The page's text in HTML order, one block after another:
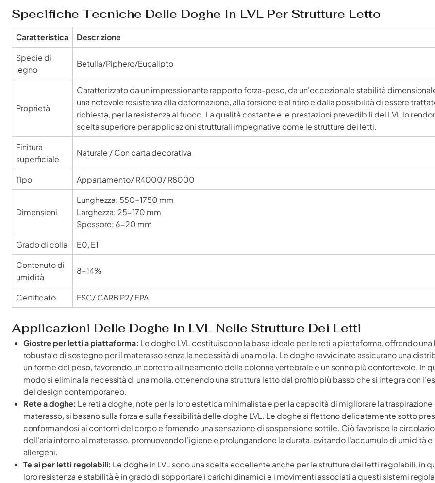
Specifiche Tecniche Delle Doghe In LVL Per Strutture Letto
Caratteristica
Descrizione
Specie di
legno
Betulla/Piphero/Eucalipto
Proprietà
Caratterizzato da un impressionante rapporto forza-peso, da un'eccezionale stabilità
una notevole resistenza alla deformazione, alla torsione e al ritiro e dalla possibilità di essere
richiesta, per la resistenza al fuoco. La qualità costante e le prestazioni prevedibili del LVL lo
scelta superiore per applicazioni strutturali impegnative come le strutture dei letti.
Finitura
superficiale
Naturale / Con carta decorativa
Tipo Appartamento/ R4000/ R8000
Dimensioni
Lunghezza: 550-1750 mm
Larghezza: 25-170 mm
Spessore: 6-20 mm
Grado di colla
E0, E1
Contenuto di
umidità
8-14%
Certificato FSC/ CARB P2/ EPA
Applicazioni Delle Doghe In LVL Nelle Strutture Dei Letti
Giostre per letti a piattaforma: Le doghe LVL costituiscono la base ideale per le reti a piattaforma, offrendo una
robusta e di sostegno per il materasso senza la necessità di una molla. Le doghe ravvicinate assicurano una
uniforme del peso, favorendo un corretto allineamento della colonna vertebrale e un sonno più confortevole. In
modo si elimina la necessità di una molla, ottenendo una struttura letto dal profilo più basso che si integra con
del design contemporaneo.
Rete a doghe: Le reti a doghe, note per la loro estetica minimalista e per la capacità di migliorare la traspirazione
materasso, si basano sulla forza e sulla flessibilità delle doghe LVL. Le doghe si flettono delicatamente sotto
conformandosi ai contorni del corpo e fornendo una sensazione di sospensione sottile. Ciò favorisce la
dell'aria intorno al materasso, promuovendo l'igiene e prolungandone la durata, evitando l'accumulo di umidità e
allergeni.
Telai per letti regolabili: Le doghe in LVL sono una scelta eccellente anche per le strutture dei letti regolabili, in
loro resistenza e stabilità è in grado di sopportare i carichi dinamici e i movimenti associati a questi sistemi